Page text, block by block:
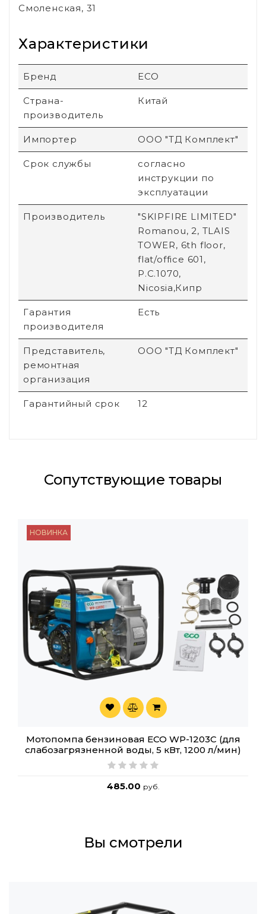
Смоленская, 31
Характеристики
Бренд ECO
Страна-
производитель
Китай
Импортер ООО "ТД Комплект"
Срок службы
согласно
инструкции по
эксплуатации
Производитель
"SKIPFIRE LIMITED"
Romanou, 2, TLAIS
TOWER, 6th floor,
flat/office 601,
P.C.1070,
Nicosia,Кипр
Гарантия
производителя
Есть
Представитель,
ремонтная
организация
ООО "ТД Комплект"
Гарантийный срок 12
Сопутствующие товары
НОВИНКА
Мотопомпа бензиновая ECO WP-1203C (для
слабозагрязненной воды, 5 кВт, 1200 л/мин)
485.00 руб.
Вы смотрели